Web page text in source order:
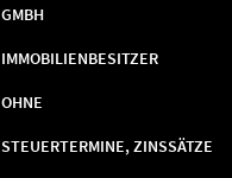
GMBH
IMMOBILIENBESITZER
OHNE
STEUERTERMINE, ZINSSÄTZE